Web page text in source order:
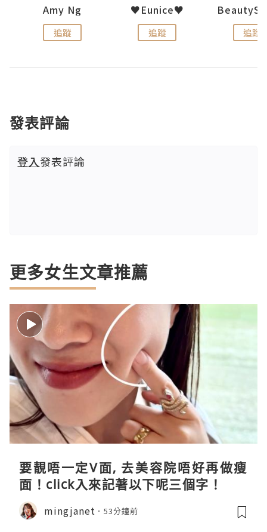
Amy Ng
追蹤
♥Eunice♥
追蹤 追蹤
發表評論
登入發表評論
更多女生文章推薦
要靚唔一定V面, 去美容院唔好再做瘦
面！click入來記著以下呢三個字！
mingjanet 53分鐘前